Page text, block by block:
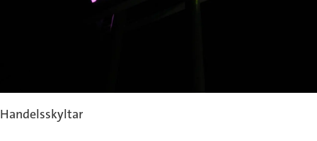
Handelsskyltar